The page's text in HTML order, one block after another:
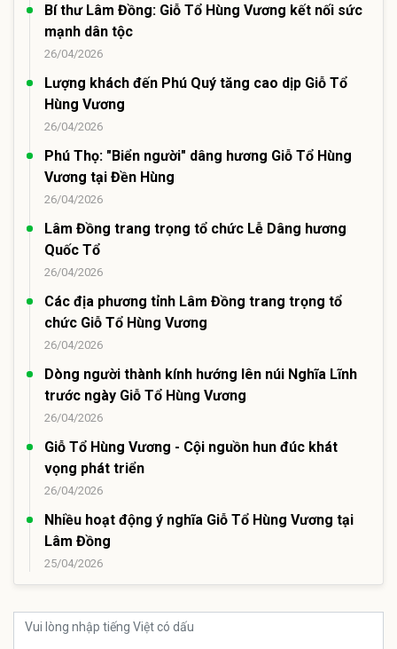
Bí thư Lâm Đồng: Giỗ Tổ Hùng Vương kết nối sức
mạnh dân tộc
26/04/2026
Lượng khách đến Phú Quý tăng cao dịp Giỗ Tổ
Hùng Vương
26/04/2026
Phú Thọ: "Biển người" dâng hương Giỗ Tổ Hùng
Vương tại Đền Hùng
26/04/2026
Lâm Đồng trang trọng tổ chức Lễ Dâng hương
Quốc Tổ
26/04/2026
Các địa phương tỉnh Lâm Đồng trang trọng tổ
chức Giỗ Tổ Hùng Vương
26/04/2026
Dòng người thành kính hướng lên núi Nghĩa Lĩnh
trước ngày Giỗ Tổ Hùng Vương
26/04/2026
Giỗ Tổ Hùng Vương - Cội nguồn hun đúc khát
vọng phát triển
26/04/2026
Nhiều hoạt động ý nghĩa Giỗ Tổ Hùng Vương tại
Lâm Đồng
25/04/2026